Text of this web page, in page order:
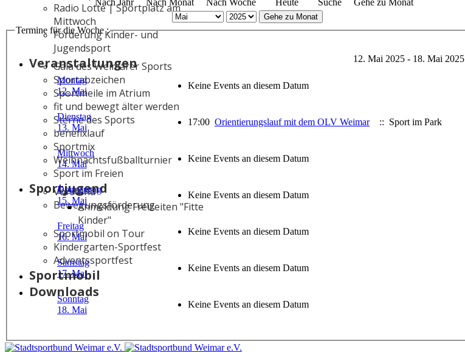
Radio Lotte | Sportplatz am
Mittwoch
Förderung Kinder- und
Jugendsport
Veranstaltungen
Gala des Weimarer Sports
Sportabzeichen
Sportmeile im Atrium
fit und bewegt älter werden
Sterne des Sports
benefixlauf
Sportmix
Weihnachtsfußballturnier
Sport im Freien
Sportjugend
Vorstand
Bewegungsförderung
Anmeldung Freizeiten "Fitte
Kinder"
Sportmobil on Tour
Kindergarten-Sportfest
Adventssportfest
Sportmobil
Downloads
Nach Jahr Nach Monat Nach Woche Heute Suche Gehe zu Monat
Gehe zu Monat
Termine für die Woche :
12. Mai 2025 - 18. Mai 2025
Montag
12. Mai
Keine Events an diesem Datum
Dienstag
13. Mai
17:00 Orientierungslauf mit dem OLV Weimar :: Sport im Park
Mittwoch
14. Mai
Keine Events an diesem Datum
Donnerstag
15. Mai
Keine Events an diesem Datum
Freitag
16. Mai
Keine Events an diesem Datum
Samstag
17. Mai
Keine Events an diesem Datum
Sonntag
18. Mai
Keine Events an diesem Datum